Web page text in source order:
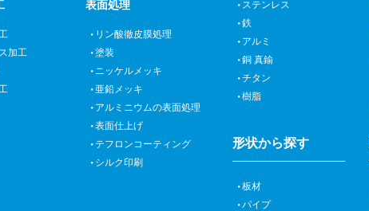
加工
表面処理
リン酸徹皮膜処理
塗装
ニッケルメッキ
亜鉛メッキ
アルミニウムの表面処理
表面仕上げ
テフロンコーティング
シルク印刷
ステンレス
鉄
アルミ
銅 真鍮
チタン
樹脂
形状から探す
板材
パイプ